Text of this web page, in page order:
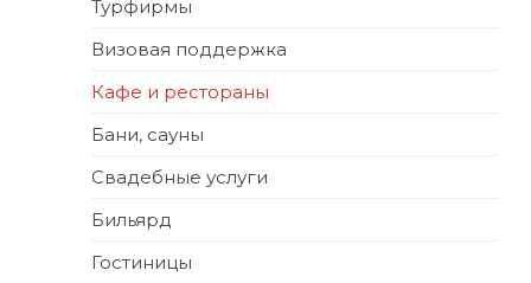
Турфирмы
Визовая поддержка
Кафе и рестораны
Бани, сауны
Свадебные услуги
Бильярд
Гостиницы